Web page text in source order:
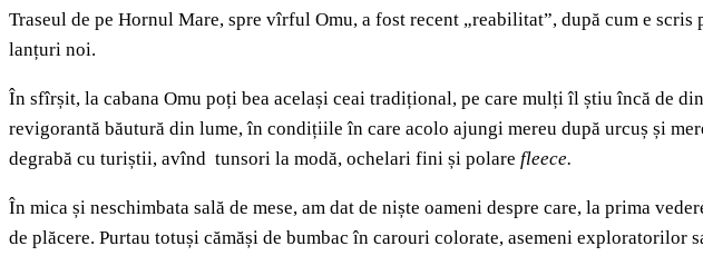
Traseul de pe Hornul Mare, spre vîrful Omu, a fost recent „reabilitat”, după cum e
lanțuri noi.
În sfîrșit, la cabana Omu poți bea același ceai tradițional, pe care mulți îl știu încă de
revigorantă băutură din lume, în condițiile în care acolo ajungi mereu după urcuș și
degrabă cu turiștii, avînd tunsori la modă, ochelari fini și polare fleece.
În mica și neschimbata sală de mese, am dat de niște oameni despre care, la prima
de plăcere. Purtau totuși cămăși de bumbac în carouri colorate, asemeni